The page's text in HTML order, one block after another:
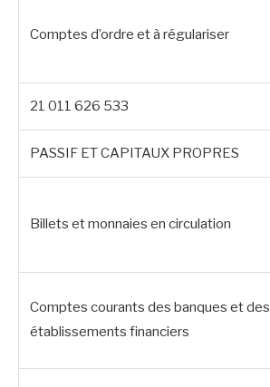
Comptes d’ordre et à régulariser
21 011 626 533
PASSIF ET CAPITAUX PROPRES
Billets et monnaies en circulation
Comptes courants des banques et des
établissements financiers